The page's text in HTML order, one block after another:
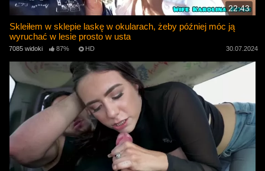
22:43
Skleiłem w sklepie laskę w okularach, żeby później móc ją
wyruchać w lesie prosto w usta
7085 widoki 87% HD 30.07.2024